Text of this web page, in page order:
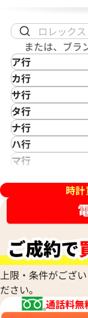
ョーマ AA.48.S
格
日時点の参考買
または、ブラ
ア行
IKEPOD
アイクポッド
IWC
アイダブリュー
Azimuth
アジムース
ANONIMO
Alain Silberstein
アラン・シルベ
Armand Nicolet
アルマン・ニコレ
WALTHAM
ウォルサム
HUBLOT
ウブロ
ETERNA
カ行
CASIO
カシオ
Cartier
カルティエ
Gaga Milano
ガガミラノ
Quinting
クインティング
Cuervo y
クエルボ・イ・
CVSTOS
クストス
Chronoswiss
クロノスイス
GUCCI
グッチ
サ行
Saint Laurent
サンローラン
Shellman
シェルマン
CITIZEN
シチズン
Chopard
ショパール
CHAUMET
ショーメ
Jacob & Co.
ジェイコブ
Gerald Genta
タ行
TAG Heuer
タグ・ホイヤー
Daniel Roth
ダニエル・ロート
TUDOR
チューダー(チュ
ティファニー
Dior
ディオール
ナ行
NOMOS
ノモス グラスヒュ
ハ行
Hamilton
Harry Winston
ハリー・ウィン
Patek Philippe
Panerai
パネライ
Parmigiani
パルミジャーニ・
Piaget
マ行
MAURICE
モーリス・ラク
RALPH LAUREN
ラルフ ローレン
リシャール・ミル
Louis Vuitton
ルイ・ヴィトン
Luminox
ルミノックス
Ressence
時
上限・条件がござ
ださい。
通話料無